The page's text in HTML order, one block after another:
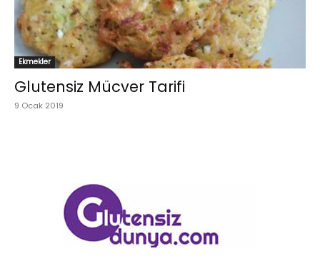
Ekmekler
Glutensiz Mücver Tarifi
9 Ocak 2019